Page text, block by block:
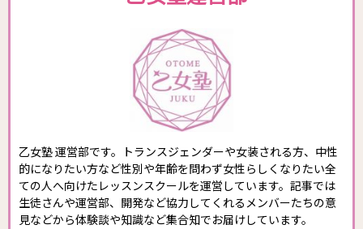
乙女塾 運営部です。トランスジェンダーや女装される方、中性
的になりたい方など性別や年齢を問わず女性らしくなりたい全
ての人へ向けたレッスンスクールを運営しています。記事では
生徒さんや運営部、開発など協力してくれるメンバーたちの意
見などから体験談や知識など集合知でお届けしています。